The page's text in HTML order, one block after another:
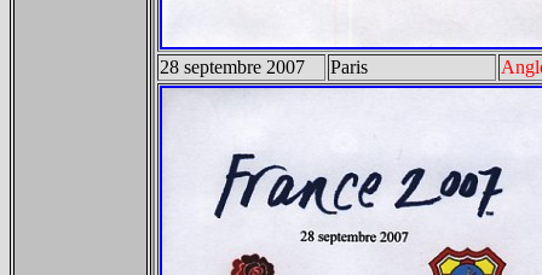
28 septembre 2007 Paris